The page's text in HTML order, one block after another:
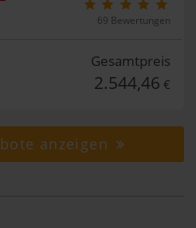
69 Bewertungen
Gesamtpreis
2.544,46 €
anzeigen